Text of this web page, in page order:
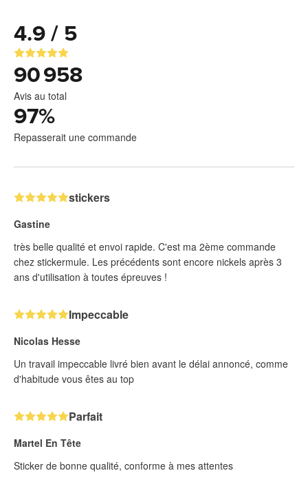
4.9 / 5
90 958
Avis au total
97%
Repasserait une commande
stickers
Gastine
très belle qualité et envoi rapide. C'est ma 2ème commande
chez stickermule. Les précédents sont encore nickels après 3
ans d'utilisation à toutes épreuves !
Impeccable
Nicolas Hesse
Un travail impeccable livré bien avant le délai annoncé, comme
d'habitude vous êtes au top
Parfait
Martel En Tête
Sticker de bonne qualité, conforme à mes attentes